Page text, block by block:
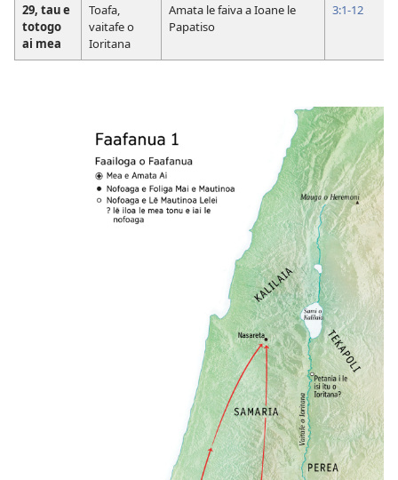
29, tau e
totogo
ai mea
Toafa,
vaitafe o
Ioritana
Amata le faiva a Ioane le
Papatiso
3:1-12